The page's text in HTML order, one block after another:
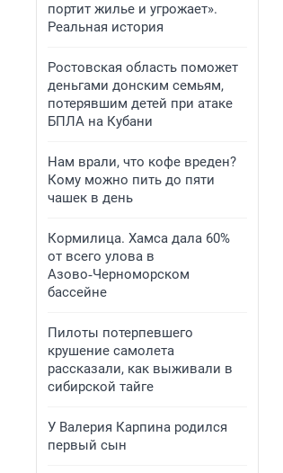
портит жилье и угрожает».
Реальная история
Ростовская область поможет
деньгами донским семьям,
потерявшим детей при атаке
БПЛА на Кубани
Нам врали, что кофе вреден?
Кому можно пить до пяти
чашек в день
Кормилица. Хамса дала 60%
от всего улова в
Азово‑Черноморском
бассейне
Пилоты потерпевшего
крушение самолета
рассказали, как выживали в
сибирской тайге
У Валерия Карпина родился
первый сын